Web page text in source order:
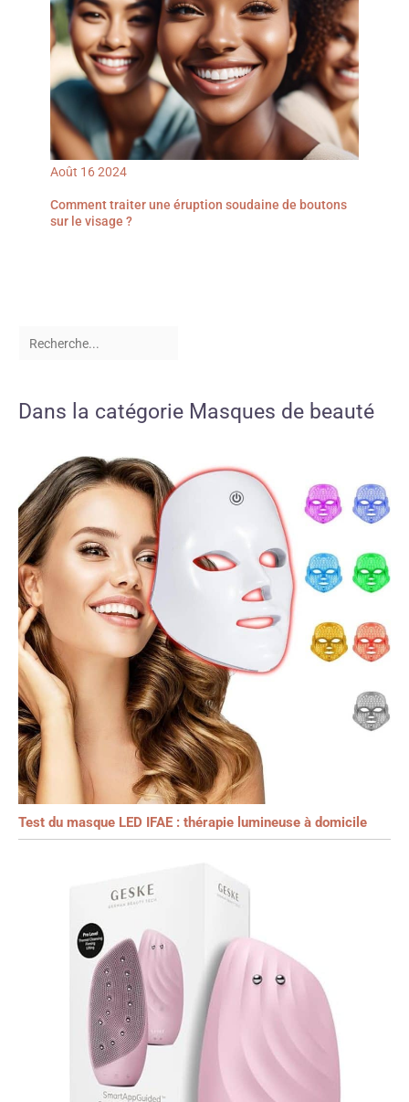
Août 162024
Comment traiter une éruption soudaine de boutons
sur le visage ?
Dans la catégorie Masques de beauté
Test du masque LED IFAE : thérapie lumineuse à domicile